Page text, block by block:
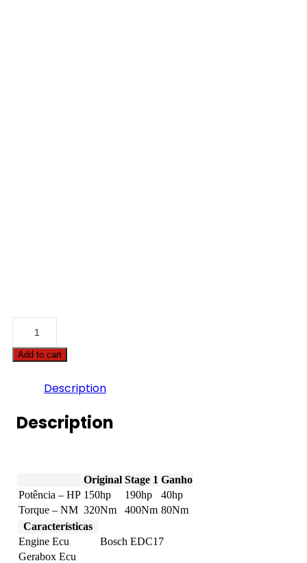
4
serie
quantity
Add to cart
Description
Description
Original Stage 1 Ganho
Potência – HP 150hp 190hp
40hp
Torque – NM 320Nm 400Nm 80Nm
Características
Engine Ecu
Bosch EDC17
Gerabox Ecu